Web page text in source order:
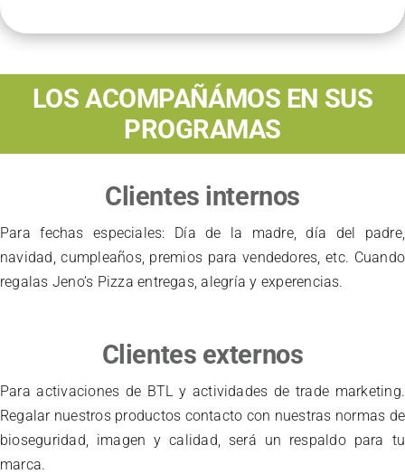
LOS ACOMPAÑÁMOS EN SUS
PROGRAMAS
Clientes internos
Para fechas especiales: Día de la madre, día del padre,
navidad, cumpleaños, premios para vendedores, etc. Cuando
regalas Jeno’s Pizza entregas, alegría y experencias.
Clientes externos
Para activaciones de BTL y actividades de trade marketing.
Regalar nuestros productos contacto con nuestras normas de
bioseguridad, imagen y calidad, será un respaldo para tu
marca.